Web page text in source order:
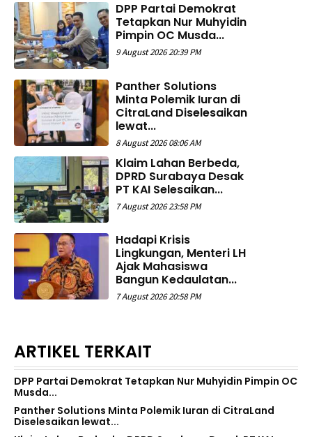
DPP Partai Demokrat
Tetapkan Nur Muhyidin
Pimpin OC Musda...
9 August 2026 20:39 PM
Panther Solutions
Minta Polemik Iuran di
CitraLand Diselesaikan
lewat...
8 August 2026 08:06 AM
Klaim Lahan Berbeda,
DPRD Surabaya Desak
PT KAI Selesaikan...
7 August 2026 23:58 PM
Hadapi Krisis
Lingkungan, Menteri LH
Ajak Mahasiswa
Bangun Kedaulatan...
7 August 2026 20:58 PM
ARTIKEL TERKAIT
DPP Partai Demokrat Tetapkan Nur Muhyidin Pimpin OC
Musda...
Panther Solutions Minta Polemik Iuran di CitraLand
Diselesaikan lewat...